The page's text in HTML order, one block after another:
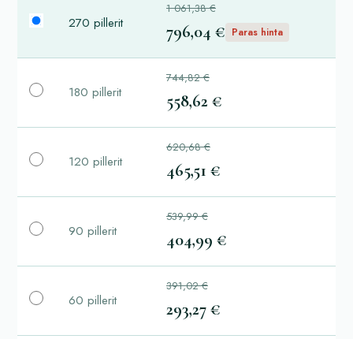
270 pillerit
1 061,38 €
796,04 € Paras hinta
180 pillerit
744,82 €
558,62 €
120 pillerit
620,68 €
465,51 €
90 pillerit
539,99 €
404,99 €
60 pillerit
391,02 €
293,27 €